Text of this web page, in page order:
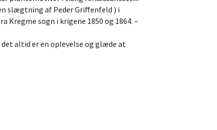
slægtning af Peder Griffenfeld ) i
sogn i krigene 1850 og 1864. –
det altid er en oplevelse og glæde at